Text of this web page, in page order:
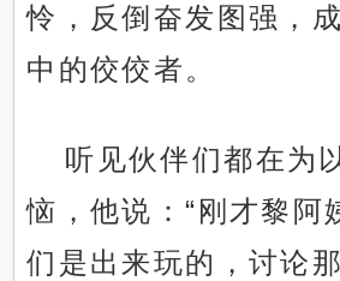
怜，反倒奋发图强，
中的佼佼者。
听见伙伴们都在为
恼，他说：“刚才黎阿
们是出来玩的，讨论